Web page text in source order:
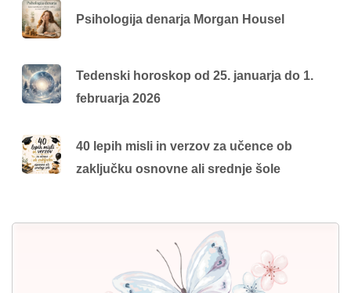
Psihologija denarja Morgan Housel
Tedenski horoskop od 25. januarja do 1.
februarja 2026
40 lepih misli in verzov za učence ob
zaključku osnovne ali srednje šole